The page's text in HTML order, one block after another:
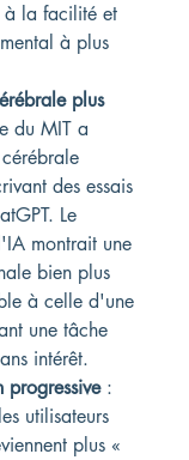
à la facilité et
à plus
plus
du MIT a
des essais
Le
montrait une
bien plus
à celle d'une
une tâche
intérêt.
progressive :
utilisateurs
plus «